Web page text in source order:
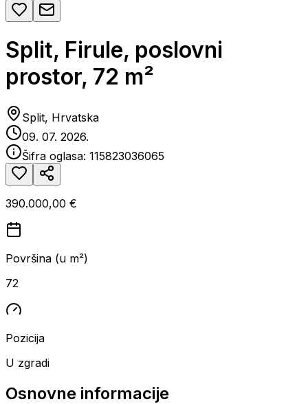
Split, Firule, poslovni
prostor, 72 m²
Split, Hrvatska
09. 07. 2026.
Šifra oglasa: 115823036065
390.000,00 €
Površina (u m²)
72
Pozicija
U zgradi
Osnovne informacije